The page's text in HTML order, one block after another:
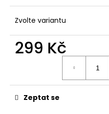
Zvolte variantu
299 Kč
Zeptat se
u
m